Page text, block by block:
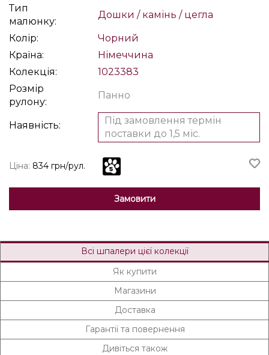
Тип
малюнку:
Дошки / камінь / цегла
Колір:
Чорний
Країна:
Німеччина
Колекція:
1023383
Розмір
рулону:
Панно
Наявність:
Під замовлення термін
поставки до 1,5 міс.
Ціна: 834 грн/рул.
Замовити
Всі шпалери цієї колекції
Як купити
Магазини
Доставка
Гарантії та повернення
Дивіться також